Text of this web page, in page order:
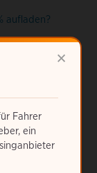
×
Fahrer
ein
aufladen?
und für wen
es?
Reichweite ist?